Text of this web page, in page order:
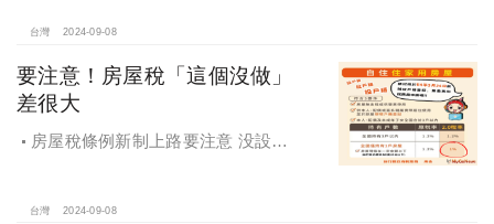
之同一條件共同或單獨優先購買。
台灣 2024-09-08
要注意！房屋稅「這個沒做」
差很大
房屋稅條例新制上路要注意 没設戶
台灣 2024-09-08